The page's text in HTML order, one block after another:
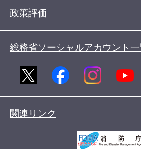
政策評価
総務省ソーシャルアカウント一
関連リンク